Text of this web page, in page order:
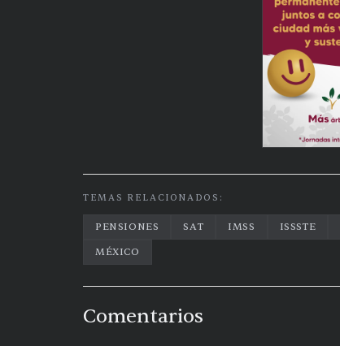
TEMAS RELACIONADOS:
PENSIONES SAT IMSS ISSSTE
MÉXICO
Comentarios